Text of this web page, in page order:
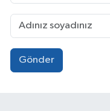
Gönder